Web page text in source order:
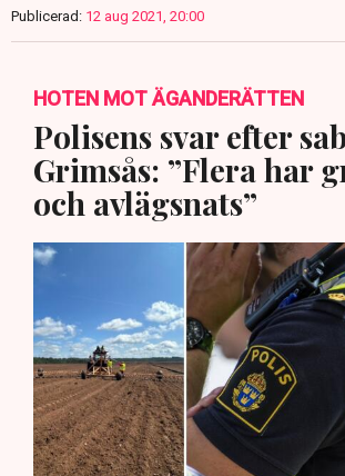
Publicerad: 12 aug 2021, 20:00
HOTEN MOT ÄGANDERÄTTEN
Polisens svar efter
Grimsås: ”Flera har
och avlägsnats”